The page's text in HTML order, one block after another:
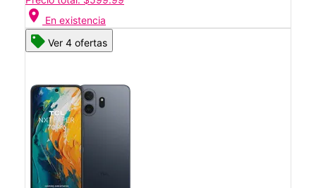
location_on En existencia
Ver 4 ofertas